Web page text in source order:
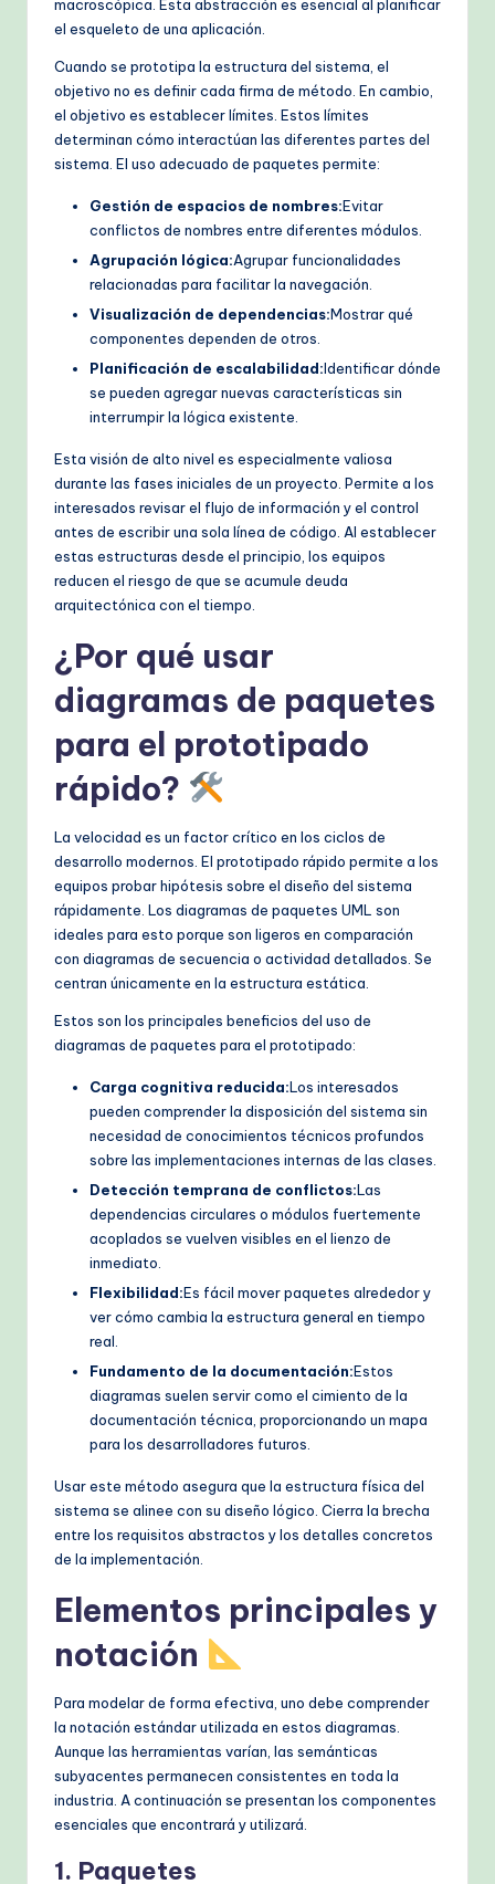
o
macroscópica. Esta abstracción es esencial al planificar
el esqueleto de una aplicación.
Cuando se prototipa la estructura del sistema, el
objetivo no es definir cada firma de método. En cambio,
el objetivo es establecer límites. Estos límites
determinan cómo interactúan las diferentes partes del
sistema. El uso adecuado de paquetes permite:
Gestión de espacios de nombres:Evitar
conflictos de nombres entre diferentes módulos.
Agrupación lógica:Agrupar funcionalidades
relacionadas para facilitar la navegación.
Visualización de dependencias:Mostrar qué
componentes dependen de otros.
Planificación de escalabilidad:Identificar dónde
se pueden agregar nuevas características sin
interrumpir la lógica existente.
Esta visión de alto nivel es especialmente valiosa
durante las fases iniciales de un proyecto. Permite a los
interesados revisar el flujo de información y el control
antes de escribir una sola línea de código. Al establecer
estas estructuras desde el principio, los equipos
reducen el riesgo de que se acumule deuda
arquitectónica con el tiempo.
¿Por qué usar
diagramas de paquetes
para el prototipado
rápido?
La velocidad es un factor crítico en los ciclos de
desarrollo modernos. El prototipado rápido permite a los
equipos probar hipótesis sobre el diseño del sistema
rápidamente. Los diagramas de paquetes UML son
ideales para esto porque son ligeros en comparación
con diagramas de secuencia o actividad detallados. Se
centran únicamente en la estructura estática.
Estos son los principales beneficios del uso de
diagramas de paquetes para el prototipado:
Carga cognitiva reducida:Los interesados
pueden comprender la disposición del sistema sin
necesidad de conocimientos técnicos profundos
sobre las implementaciones internas de las clases.
Detección temprana de conflictos:Las
dependencias circulares o módulos fuertemente
acoplados se vuelven visibles en el lienzo de
inmediato.
Flexibilidad:Es fácil mover paquetes alrededor y
ver cómo cambia la estructura general en tiempo
real.
Fundamento de la documentación:Estos
diagramas suelen servir como el cimiento de la
documentación técnica, proporcionando un mapa
para los desarrolladores futuros.
Usar este método asegura que la estructura física del
sistema se alinee con su diseño lógico. Cierra la brecha
entre los requisitos abstractos y los detalles concretos
de la implementación.
Elementos principales y
notación
Para modelar de forma efectiva, uno debe comprender
la notación estándar utilizada en estos diagramas.
Aunque las herramientas varían, las semánticas
subyacentes permanecen consistentes en toda la
industria. A continuación se presentan los componentes
esenciales que encontrará y utilizará.
1. Paquetes